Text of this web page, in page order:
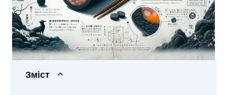
Зміст